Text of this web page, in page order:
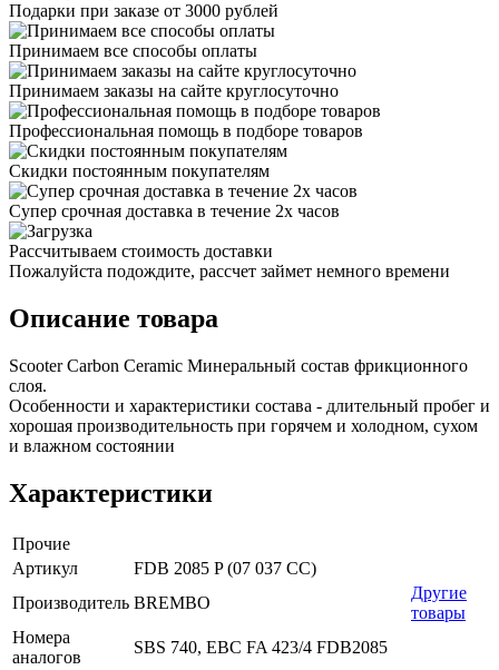
Подарки при заказе от 3000 рублей
Принимаем все способы оплаты
Принимаем заказы на сайте круглосуточно
Профессиональная помощь в подборе товаров
Скидки постоянным покупателям
Супер срочная доставка в течение 2х часов
Рассчитываем стоимость доставки
Пожалуйста подождите, рассчет займет немного времени
Описание товара
Scooter Carbon Ceramic Минеральный состав фрикционного
слоя.
Особенности и характеристики состава - длительный пробег и
хорошая производительность при горячем и холодном, сухом
и влажном состоянии
Характеристики
Прочие
Артикул
FDB 2085 P (07 037 CC)
Производитель BREMBO
Другие
товары
Номера
аналогов
SBS 740, EBC FA 423/4 FDB2085